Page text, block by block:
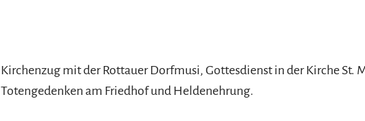
Kirchenzug mit der Rottauer Dorfmusi, Gottesdienst in der Kirche St.
Totengedenken am Friedhof und Heldenehrung.